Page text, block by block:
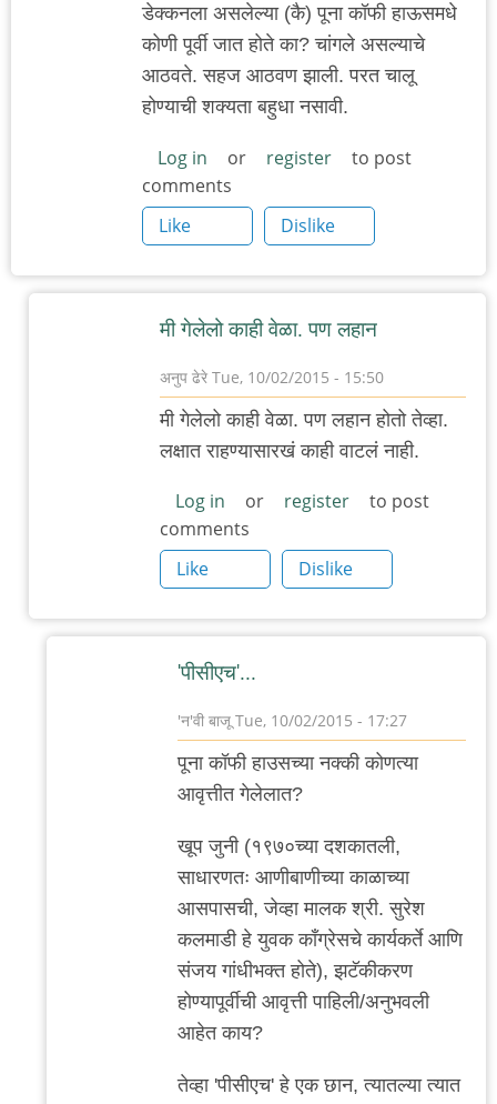
डेक्कनला असलेल्या (कै) पूना कॉफी हाऊसमधे
कोणी पूर्वी जात होते का? चांगले असल्याचे
आठवते. सहज आठवण झाली. परत चालू
होण्याची शक्यता बहुधा नसावी.
Log in or register
to post
comments
Like
Dislike
मी गेलेलो काही वेळा. पण लहान
अनुप ढेरे Tue, 10/02/2015 - 15:50
In
डेक्कनला
असलेल्या
(कै)
पूना
by
मी गेलेलो काही वेळा. पण लहान होतो तेव्हा.
लक्षात राहण्यासारखं काही वाटलं नाही.
Log in or register
to post
comments
Like
Dislike
'पीसीएच'...
'न'वी बाजूTue, 10/02/2015 - 17:27
In
reply
मी
गेलेलो
काही
वेळा.
पण
लहान
by
ढेरे
पूना कॉफी हाउसच्या नक्की कोणत्या
आवृत्तीत गेलेलात?
खूप जुनी (१९७०च्या दशकातली,
साधारणतः आणीबाणीच्या काळाच्या
आसपासची, जेव्हा मालक श्री. सुरेश
कलमाडी हे युवक काँग्रेसचे कार्यकर्ते आणि
संजय गांधीभक्त होते), झटॅकीकरण
होण्यापूर्वीची आवृत्ती पाहिली/अनुभवली
आहेत काय?
तेव्हा 'पीसीएच' हे एक छान, त्यातल्या त्यात